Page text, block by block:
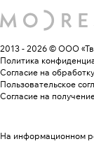
2013 - 2026 © ООО
Политика
Согласие на
Пользовательское
Согласие на
На информационном